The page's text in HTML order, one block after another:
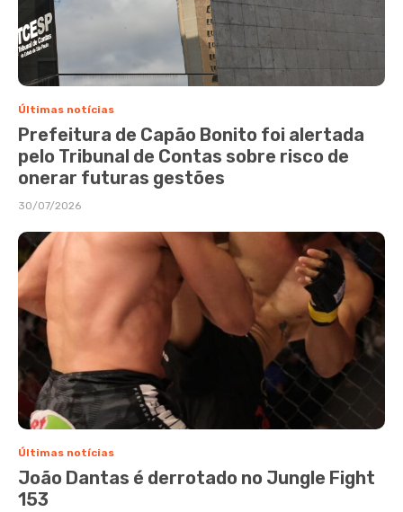
Últimas notícias
Prefeitura de Capão Bonito foi alertada
pelo Tribunal de Contas sobre risco de
onerar futuras gestões
30/07/2026
Últimas notícias
João Dantas é derrotado no Jungle Fight
153